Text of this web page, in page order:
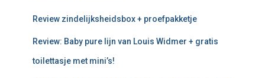
Review zindelijksheidsbox + proefpakketje
Review: Baby pure lijn van Louis Widmer + gratis
toilettasje met mini’s!